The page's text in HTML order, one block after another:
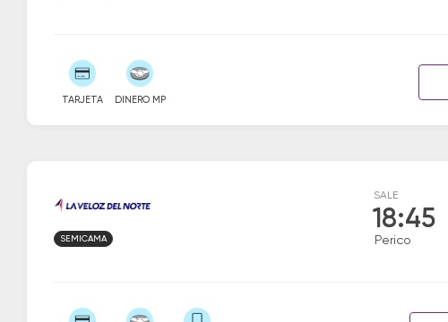
TARJETA DINERO MP
SALE
18:45
Perico
SEMICAMA